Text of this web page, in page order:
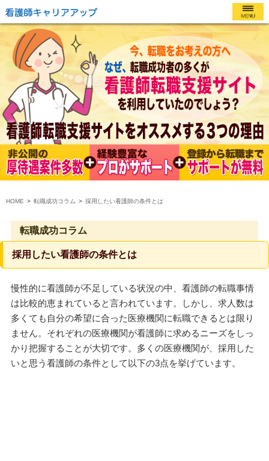
HOME 転職成功コラム 採用したい看護師の条件とは
転職成功コラム
採用したい看護師の条件とは
慢性的に看護師が不足している状況の中、看護師の転職事情
は比較的恵まれていると言われています。しかし、求人数は
多くても自分の希望に合った医療機関に転職できるとは限り
ません。それぞれの医療機関が看護師に求めるニーズをしっ
かり把握することが大切です。多くの医療機関が、採用した
いと思う看護師の条件として以下の3点を挙げています。